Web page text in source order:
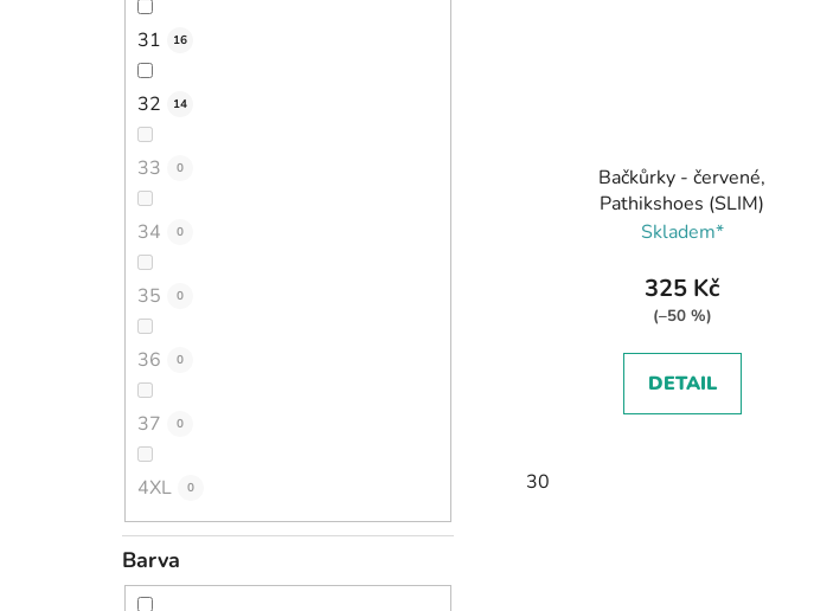
31 16
32 14
33 0
34 0
35 0
36 0
37 0
4XL 0
Barva
Bačkůrky - červené,
Pathikshoes (SLIM)
Skladem*
325 Kč
(–50 %)
DETAIL
30